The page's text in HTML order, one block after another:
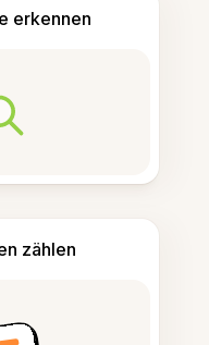
erkennen
zählen